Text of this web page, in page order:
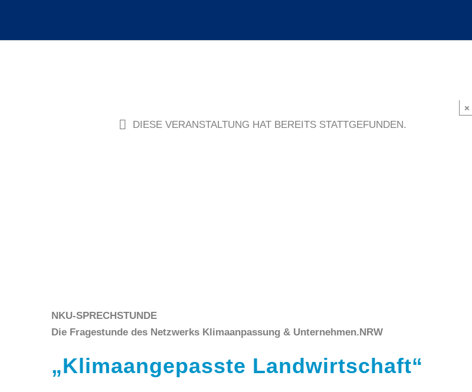
DIESE VERANSTALTUNG HAT BEREITS STATTGEFUNDEN.
×
NKU-SPRECHSTUNDE
Die Fragestunde des Netzwerks Klimaanpassung & Unternehmen.NRW
„Klimaangepasste Landwirtschaft“